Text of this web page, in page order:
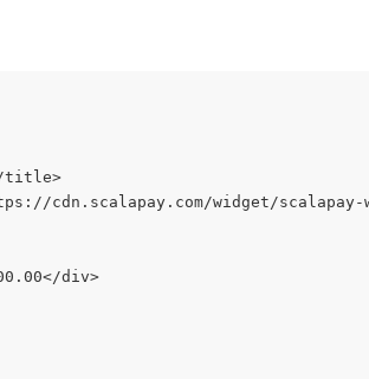
title>
cdn.scalapay.com/widget/
div>